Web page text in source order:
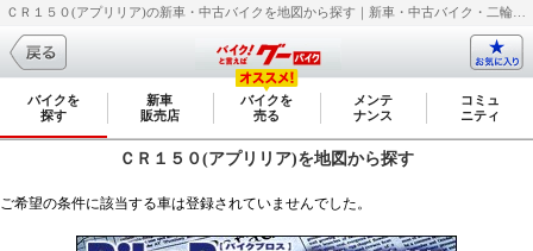
バイクを
探す
新車
販売店
バイクを
売る
メンテ
ナンス
コミュ
ニティ
ＣＲ１５０(アプリリア)を地図から探す
ご希望の条件に該当する車は登録されていませんでした。